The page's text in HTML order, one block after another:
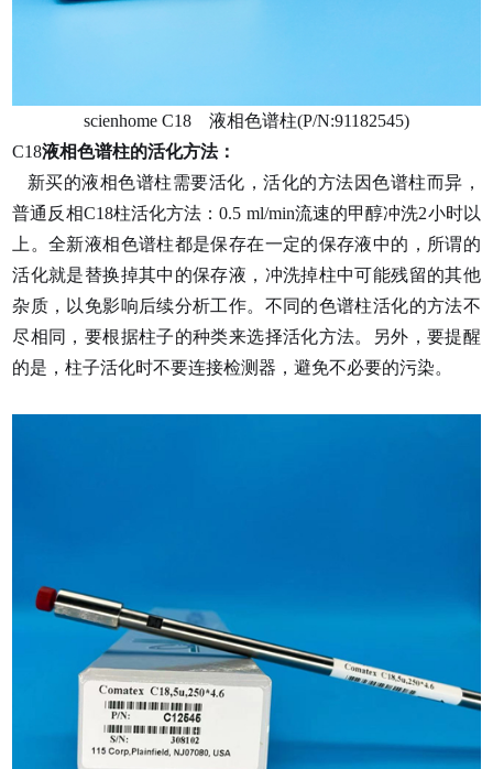
scienhome C18
液相色谱柱(P/N:91182545)
C18液相色谱柱的活化方法：
新买的液相色谱柱需要活化，活化的方法因色谱柱而异，
普通反相C18柱活化方法：0.5 ml/min流速的甲醇冲洗2小时以
上。全新液相色谱柱都是保存在一定的保存液中的， 所谓的
活化就是替换掉其中的保存液，冲洗掉柱中可能残留的其他
杂质，以免影响后续分析工作。不同的色谱柱活化的方法不
尽相同，要根据柱子的种类来选择活化方法。另外，要提醒
的是，柱子活化时不要连接检测器，避免不必要的污染。